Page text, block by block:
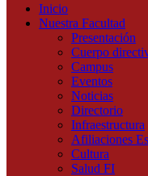
Inicio
Nuestra Facultad
Presentación
Cuerpo
Campus
Eventos
Noticias
Directorio
Infraestructura
Afiliaciones
Cultura
Salud FI